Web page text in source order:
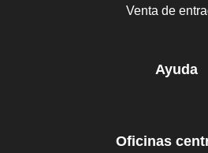
Venta de
Ayuda
Oficinas